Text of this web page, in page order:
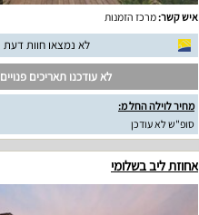
איש קשר:מרכז הזמנות
לא נמצאו חוות דעת
לא עודכנו תאריכים פנויים
מחיר לוילה החל מ:
סופ"ש לא עודכן
אחוזת ליב בשלומי